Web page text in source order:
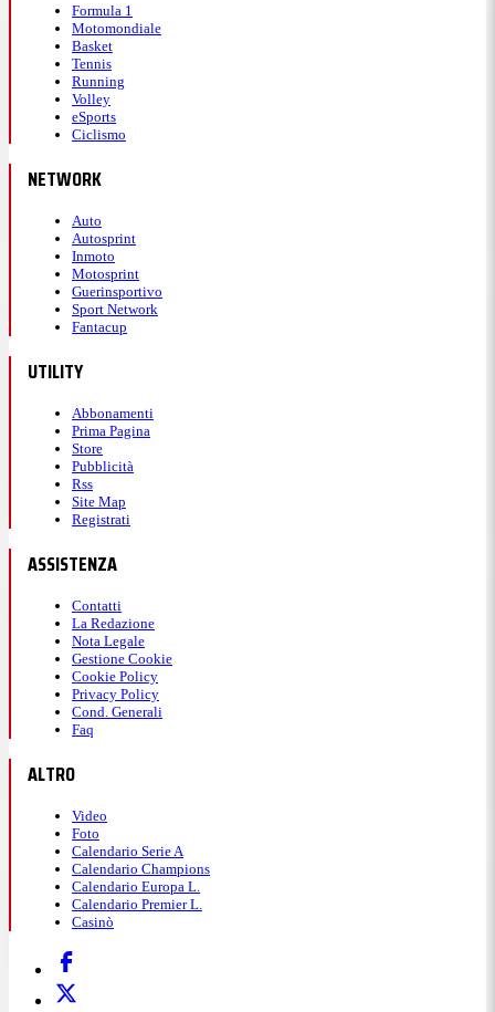
Formula 1
Motomondiale
Basket
Tennis
Running
Volley
eSports
Ciclismo
NETWORK
Auto
Autosprint
Inmoto
Motosprint
Guerinsportivo
Sport Network
Fantacup
UTILITY
Abbonamenti
Prima Pagina
Store
Pubblicità
Rss
Site Map
Registrati
ASSISTENZA
Contatti
La Redazione
Nota Legale
Gestione Cookie
Cookie Policy
Privacy Policy
Cond. Generali
Faq
ALTRO
Video
Foto
Calendario Serie A
Calendario Champions
Calendario Europa L.
Calendario Premier L.
Casinò